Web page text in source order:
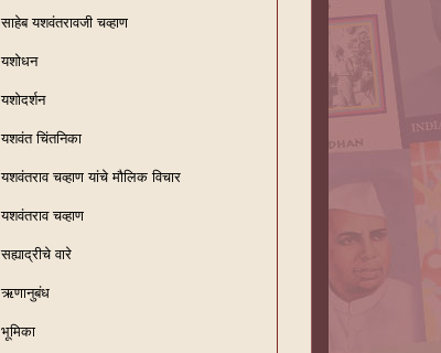
साहेब यशवंतरावजी चव्हाण
यशोधन
यशोदर्शन
यशवंत चिंतनिका
यशवंतराव चव्हाण यांचे मौलिक विचार
यशवंतराव चव्हाण
सह्याद्रीचे वारे
ऋणानुबंध
भूमिका